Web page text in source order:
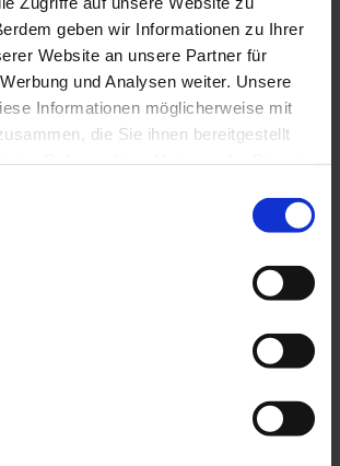
geben wir Informationen zu Ihrer
Website an unsere Partner für
und Analysen weiter. Unsere
Informationen möglicherweise mit
die Sie ihnen bereitgestellt
um die Zahnbehandlung
& Tipps
Zahnersatz
Ernährung
und -beschwerden
für vermut. Behandlungsfehler
zur GOZ
in Leichter Sprache
Bekanntmachungen